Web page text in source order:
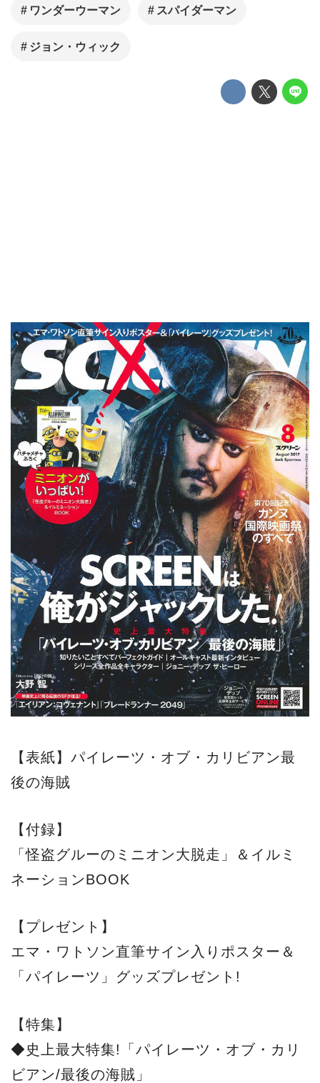
ワンダーウーマン スパイダーマン
ジョン・ウィック
【表紙】パイレーツ・オブ・カリビアン最
後の海賊
【付録】
「怪盗グルーのミニオン大脱走」＆イルミ
ネーションBOOK
【プレゼント】
オールキャスト最新インタビュー
シリーズ全作品全キャラクター
ジョニー・デップ ザ・ヒーロー
◆第70回記念!カンヌ国際映画祭のすべて
◆映画史上に残る伝説のSFが復活!「エイリ